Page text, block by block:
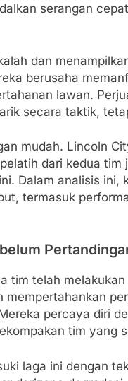
serangan
dan
berusaha
lawan.
secara taktik,
mudah. Lincoln
dari kedua
Dalam analisis ini,
termasuk
tim telah
percaya diri
tim yang
laga ini dengan